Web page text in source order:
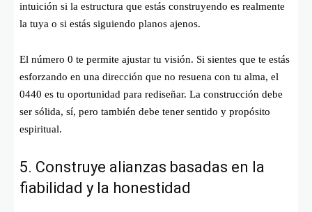
intuición si la estructura que estás construyendo es realmente
la tuya o si estás siguiendo planos ajenos.
El número 0 te permite ajustar tu visión. Si sientes que te estás
esforzando en una dirección que no resuena con tu alma, el
0440 es tu oportunidad para rediseñar. La construcción debe
ser sólida, sí, pero también debe tener sentido y propósito
espiritual.
5. Construye alianzas basadas en la
fiabilidad y la honestidad